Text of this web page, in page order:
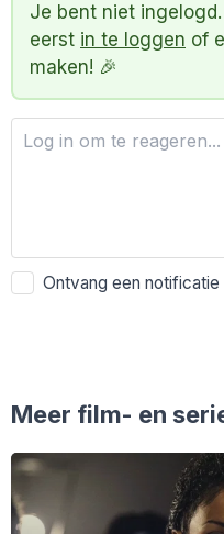
Je bent niet
eerst in te loggen of
maken! 🎉
Ontvang een
Meer film- en